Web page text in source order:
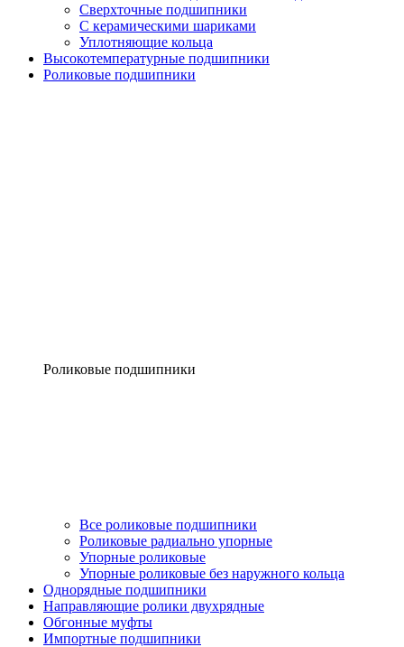
Сверхточные подшипники
С керамическими шариками
Уплотняющие кольца
Высокотемпературные подшипники
Роликовые подшипники
Роликовые подшипники
Все роликовые подшипники
Роликовые радиально упорные
Упорные роликовые
Упорные роликовые без наружного кольца
Однорядные подшипники
Направляющие ролики двухрядные
Обгонные муфты
Импортные подшипники